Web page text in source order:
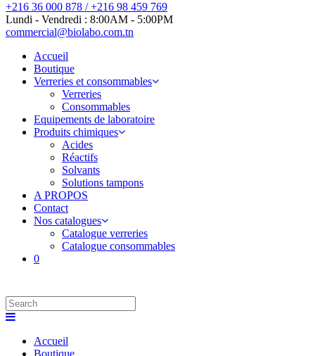
+216 36 000 878 / +216 98 459 769
Lundi - Vendredi : 8:00AM - 5:00PM
commercial@biolabo.com.tn
Accueil
Boutique
Verreries et consommables
Verreries
Consommables
Equipements de laboratoire
Produits chimiques
Acides
Réactifs
Solvants
Solutions tampons
A PROPOS
Contact
Nos catalogues
Catalogue verreries
Catalogue consommables
0
Accueil
Boutique